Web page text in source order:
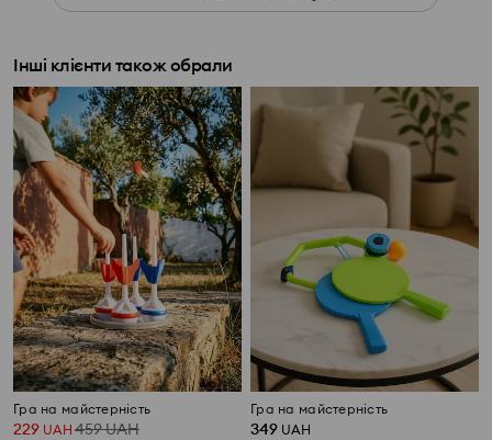
Інші клієнти також обрали
Гра на майстерність
229 UAH 459UAH
Гра на майстерність
349 UAH